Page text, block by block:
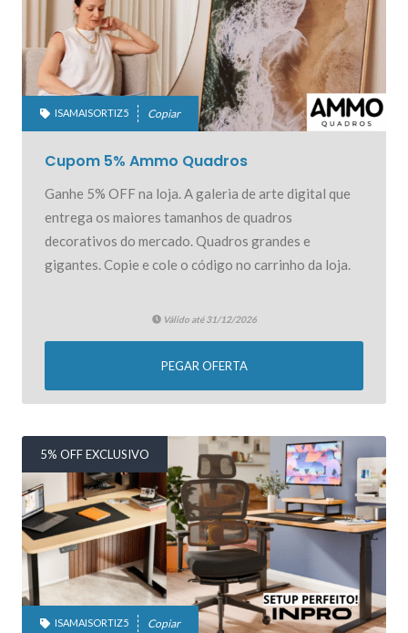
ISAMAISORTIZ5 Copiar
Cupom 5% Ammo Quadros
Ganhe 5% OFF na loja. A galeria de arte digital que
entrega os maiores tamanhos de quadros
decorativos do mercado. Quadros grandes e
gigantes. Copie e cole o código no carrinho da loja.
Válido até 31/12/2026
PEGAR OFERTA
5% OFF EXCLUSIVO
ISAMAISORTIZ5 Copiar